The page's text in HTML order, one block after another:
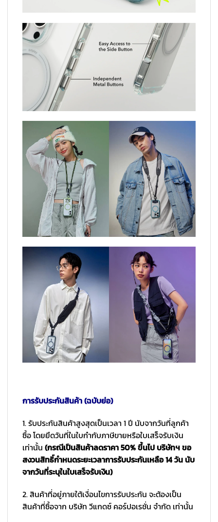
การรับประกันสินค้า (ฉบับย่อ)
1. รับประกันสินค้าสูงสุดเป็นเวลา 1 ปี นับจากวันที่ลูกค้า
ซื้อ โดยยึดวันที่ในใบกำกับภาษีขายหรือใบเสร็จรับเงิน
เท่านั้น (กรณีเป็นสินค้าลดราคา 50% ขึ้นไป บริษัทฯ ขอ
สงวนสิทธิ์กำหนดระยะเวลาการรับประกันเหลือ 14 วัน นับ
จากวันที่ระบุในใบเสร็จรับเงิน)
2. สินค้าที่อยู่ภายใต้เงื่อนไขการรับประกัน จะต้องเป็น
สินค้าที่ซื้อจาก บริษัท วีแกดซ์ คอร์ปอเรชั่น จำกัด เท่านั้น